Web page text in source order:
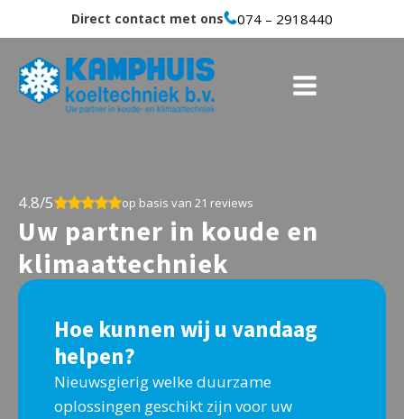
074 – 2918440
Direct contact met ons
4.8/5 op basis van 21 reviews
Uw partner in koude en
klimaattechniek
Hoe kunnen wij u vandaag
helpen?
Nieuwsgierig welke duurzame
oplossingen geschikt zijn voor uw